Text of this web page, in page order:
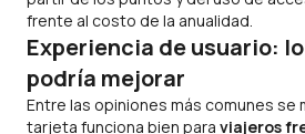
frente al costo de la anualidad.
Experiencia de usuario:
podría mejorar
Entre las opiniones más comunes se
tarjeta funciona bien para viajeros